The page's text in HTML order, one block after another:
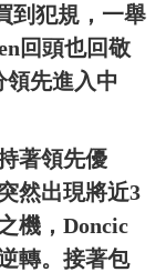
到犯規，一舉
回頭也回敬
領先進入中
著領先優
然出現將近3
機，Doncic
轉。接著包